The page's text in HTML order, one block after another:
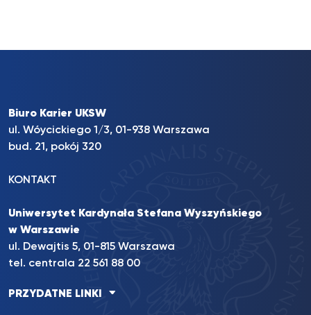
Biuro Karier UKSW
ul. Wóycickiego 1/3, 01-938 Warszawa
bud. 21, pokój 320
KONTAKT
Uniwersytet Kardynała Stefana Wyszyńskiego
w Warszawie
ul. Dewajtis 5, 01-815 Warszawa
tel. centrala 22 561 88 00
PRZYDATNE LINKI